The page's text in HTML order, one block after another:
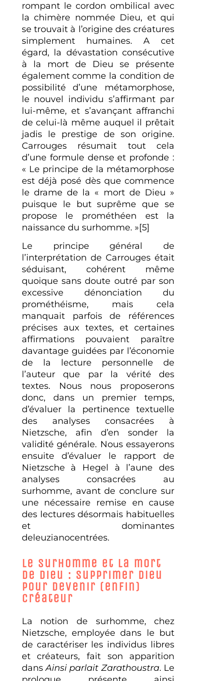
rompant le cordon ombilical avec
la chimère nommée Dieu, et qui
se trouvait à l’origine des créatures
simplement humaines. A cet
égard, la dévastation consécutive
à la mort de Dieu se présente
également comme la condition de
possibilité d’une métamorphose,
le nouvel individu s’affirmant par
lui-même, et s’avançant affranchi
de celui-là même auquel il prêtait
jadis le prestige de son origine.
Carrouges résumait tout cela
d’une formule dense et profonde :
« Le principe de la métamorphose
est déjà posé dès que commence
le drame de la « mort de Dieu »
puisque le but suprême que se
propose le prométhéen est la
naissance du surhomme. »[5]
Le principe général de
l’interprétation de Carrouges était
séduisant, cohérent même
quoique sans doute outré par son
excessive dénonciation du
prométhéisme, mais cela
manquait parfois de références
précises aux textes, et certaines
affirmations pouvaient paraître
davantage guidées par l’économie
de la lecture personnelle de
l’auteur que par la vérité des
textes. Nous nous proposerons
donc, dans un premier temps,
d’évaluer la pertinence textuelle
des analyses consacrées à
Nietzsche, afin d’en sonder la
validité générale. Nous essayerons
ensuite d’évaluer le rapport de
Nietzsche à Hegel à l’aune des
analyses consacrées au
surhomme, avant de conclure sur
une nécessaire remise en cause
des lectures désormais habituelles
et dominantes
deleuzianocentrées.
Le surhomme et la mort
de dieu : supprimer dieu
pour devenir (enfin)
créateur
La notion de surhomme, chez
Nietzsche, employée dans le but
de caractériser les individus libres
et créateurs, fait son apparition
dansAinsi parlait Zarathoustra. Le